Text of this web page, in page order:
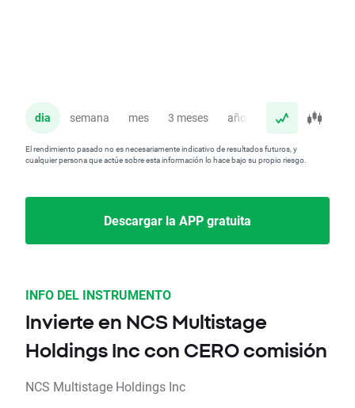
dia semana mes 3 meses año
El rendimiento pasado no es necesariamente indicativo de resultados futuros, y
cualquier persona que actúe sobre esta información lo hace bajo su propio riesgo.
Descargar la APP gratuita
INFO DEL INSTRUMENTO
Invierte en NCS Multistage
Holdings Inc con CERO comisión
NCS Multistage Holdings Inc